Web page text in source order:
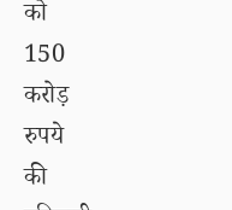
को
150
करोड़
रुपये
की